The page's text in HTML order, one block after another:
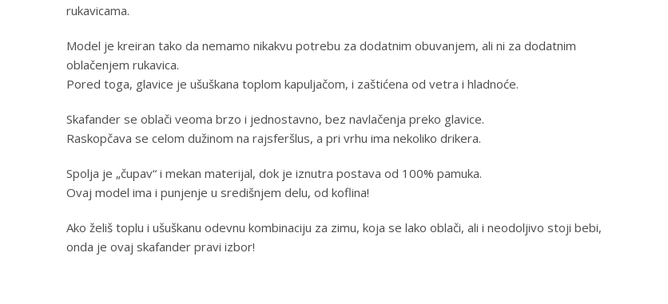
rukavicama.
Model je kreiran tako da nemamo nikakvu potrebu za dodatnim obuvanjem, ali ni za dodatnim
oblačenjem rukavica.
Pored toga, glavice je ušuškana toplom kapuljačom, i zaštićena od vetra i hladnoće.
Skafander se oblači veoma brzo i jednostavno, bez navlačenja preko glavice.
Raskopčava se celom dužinom na rajsferšlus, a pri vrhu ima nekoliko drikera.
Spolja je „čupav“ i mekan materijal, dok je iznutra postava od 100% pamuka.
Ovaj model ima i punjenje u središnjem delu, od koflina!
Ako želiš toplu i ušuškanu odevnu kombinaciju za zimu, koja se lako oblači, ali i neodoljivo stoji bebi,
onda je ovaj skafander pravi izbor!